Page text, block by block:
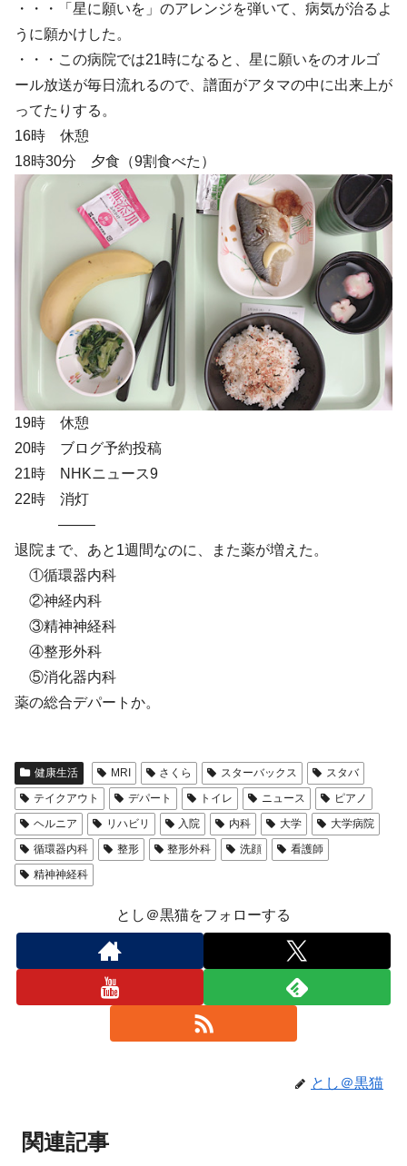
・・・「星に願いを」のアレンジを弾いて、病気が治るよ
うに願かけした。
・・・この病院では21時になると、星に願いをのオルゴ
ール放送が毎日流れるので、譜面がアタマの中に出来上が
ってたりする。
16時 休憩
18時30分 夕食（9割食べた）
19時 休憩
20時 ブログ予約投稿
21時 NHKニュース9
22時 消灯
——–
退院まで、あと1週間なのに、また薬が増えた。
①循環器内科
②神経内科
③精神神経科
④整形外科
⑤消化器内科
薬の総合デパートか。
健康生活 MRI さくら スターバックス
スタバ
テイクアウト
デパート トイレ ニュース
ピアノ
ヘルニア
リハビリ 入院 内科 大学
大学病院
循環器内科
整形 整形外科 洗顔
看護師
精神神経科
とし＠黒猫をフォローする
とし＠黒猫
関連記事